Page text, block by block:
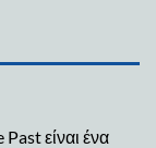
είναι ένα